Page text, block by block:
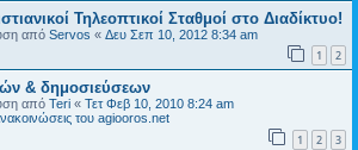
Τηλεοπτικοί Σταθμοί στο Διαδίκτυο!
από Servos « Δευ Σεπ 10, 2012 8:34 am
1 2
& δημοσιεύσεων
από Teri « Τετ Φεβ 10, 2010 8:24 am
του agiooros.net
1 2 3